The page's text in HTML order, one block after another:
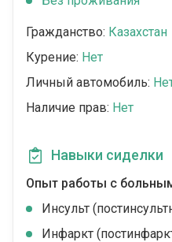
Гражданство: Казахстан
Курение: Нет
Личный автомобиль:
Наличие прав: Нет
Навыки сиделки
Опыт работы с
Инсульт
Инфаркт